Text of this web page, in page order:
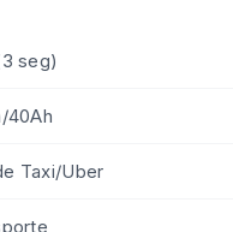
seg)
40Ah
Taxi/Uber